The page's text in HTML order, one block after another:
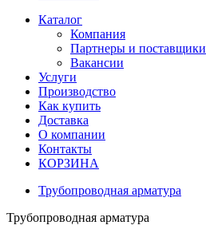
Каталог
Компания
Партнеры и поставщики
Вакансии
Услуги
Производство
Как купить
Доставка
О компании
Контакты
КОРЗИНА
Трубопроводная арматура
Трубопроводная арматура